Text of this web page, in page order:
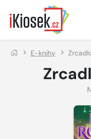
Přejít na hlavní obsah
E-knihy